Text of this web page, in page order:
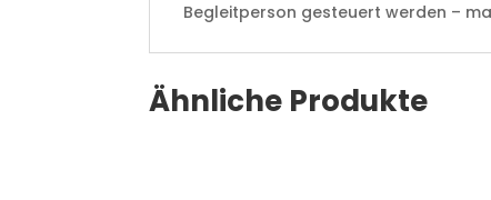
Begleitperson gesteuert werden –
Ähnliche Produkte